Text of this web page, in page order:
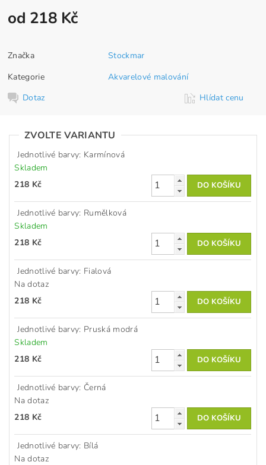
od 218 Kč
Značka
Stockmar
Kategorie
Akvarelové malování
Dotaz
Hlídat cenu
ZVOLTE VARIANTU
Jednotlivé barvy: Karmínová
Skladem
218 Kč
Jednotlivé barvy: Rumělková
Skladem
218 Kč
Jednotlivé barvy: Fialová
Na dotaz
218 Kč
Jednotlivé barvy: Pruská modrá
Skladem
218 Kč
Jednotlivé barvy: Černá
Na dotaz
218 Kč
Jednotlivé barvy: Bílá
Na dotaz